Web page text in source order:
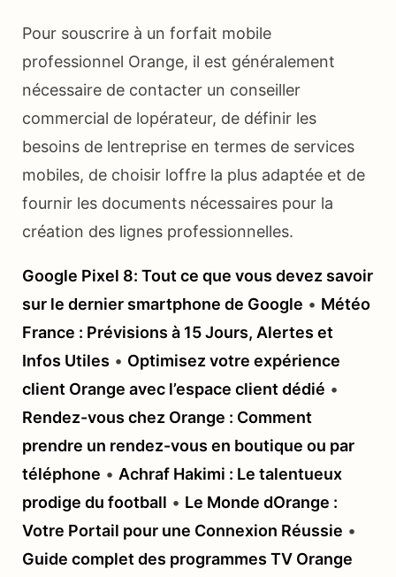
Pour souscrire à un forfait mobile
professionnel Orange, il est généralement
nécessaire de contacter un conseiller
commercial de lopérateur, de définir les
besoins de lentreprise en termes de services
mobiles, de choisir loffre la plus adaptée et de
fournir les documents nécessaires pour la
création des lignes professionnelles.
Google Pixel 8: Tout ce que vous devez savoir
sur le dernier smartphone de Google • Météo
France : Prévisions à 15 Jours, Alertes et
Infos Utiles • Optimisez votre expérience
client Orange avec l’espace client dédié •
Rendez-vous chez Orange : Comment
prendre un rendez-vous en boutique ou par
téléphone • Achraf Hakimi : Le talentueux
prodige du football • Le Monde dOrange :
Votre Portail pour une Connexion Réussie •
Guide complet des programmes TV Orange